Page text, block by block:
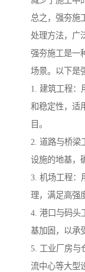
总之，强夯施
处理方法，广
强夯施工是一
场景。以下是
1. 建筑工程：
和稳定性，适
目。
2. 道路与桥梁
设施的地基，
3. 机场工程：
理，满足高强
4. 港口与码头
基加固，以承
5. 工业厂房与
流中心等大型